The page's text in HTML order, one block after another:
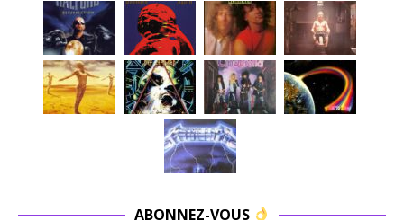
ABONNEZ-VOUS